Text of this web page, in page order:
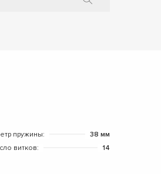
пружины:
38 мм
витков:
14